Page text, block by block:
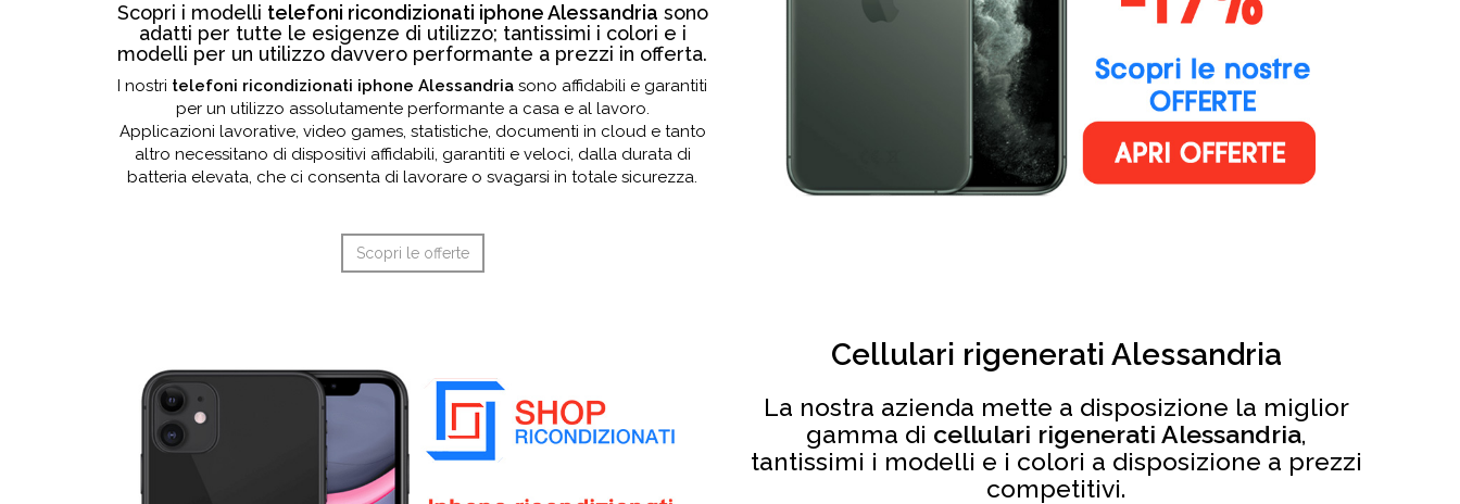
Scopri i modelli telefoni ricondizionati iphone Alessandria sono
adatti per tutte le esigenze di utilizzo; tantissimi i colori e i
modelli per un utilizzo davvero performante a prezzi in offerta.
I nostri telefoni ricondizionati iphone Alessandria sono affidabili e garantiti
per un utilizzo assolutamente performante a casa e al lavoro.
Applicazioni lavorative, video games, statistiche, documenti in cloud e tanto
altro necessitano di dispositivi affidabili, garantiti e veloci, dalla durata di
batteria elevata, che ci consenta di lavorare o svagarsi in totale sicurezza.
Scopri le offerte
Cellulari rigenerati Alessandria
La nostra azienda mette a disposizione la miglior
gamma di cellulari rigenerati Alessandria,
tantissimi i modelli e i colori a disposizione a prezzi
competitivi.